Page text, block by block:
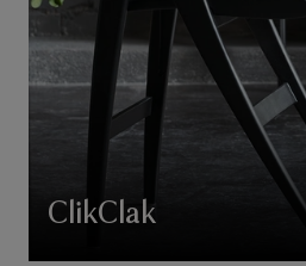
ClikClak